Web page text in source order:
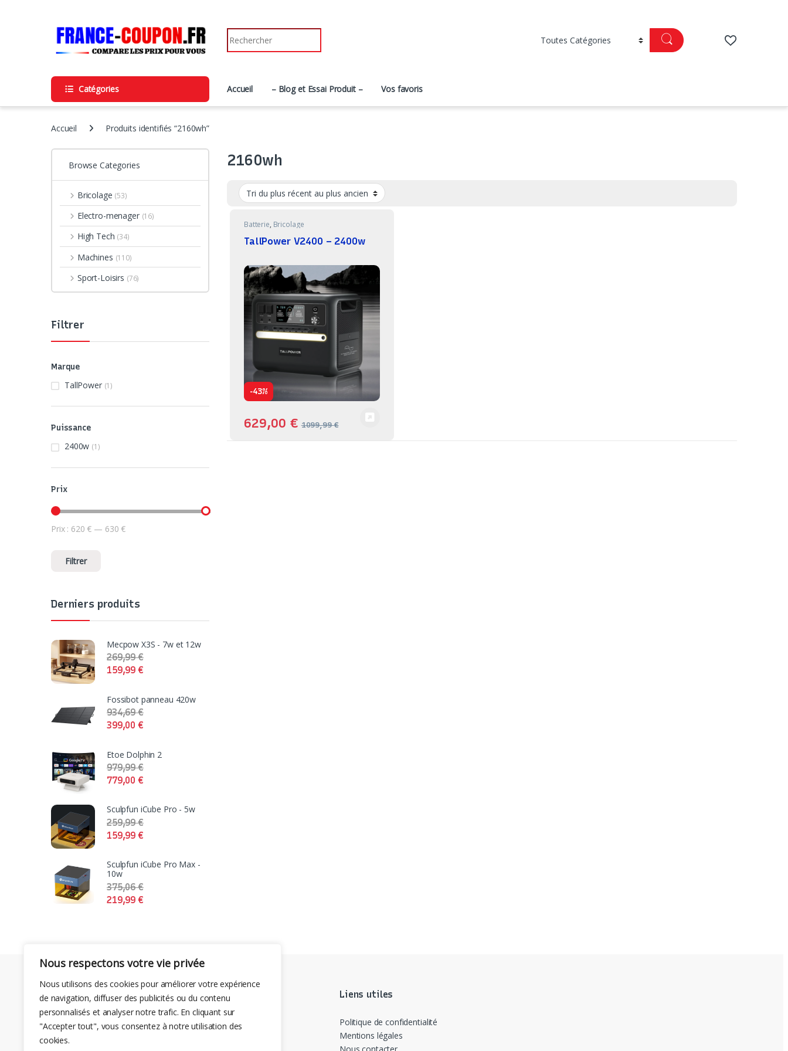
Nous respectons votre vie privée
Nous utilisons des cookies pour améliorer votre expérience
de navigation, diffuser des publicités ou du contenu
personnalisés et analyser notre trafic. En cliquant sur
"Accepter tout", vous consentez à notre utilisation des
cookies.
Search for:
Catégories Accueil – Blog et Essai Produit – Vos favoris
Accueil Produits identifiés “2160wh”
2160wh
Batterie, Bricolage
TallPower V2400 – 2400w
-43%
629,00€ 1099,99€
Browse Categories
Bricolage (53)
Electro-menager (16)
High Tech (34)
Machines (110)
Sport-Loisirs (76)
Filtrer
Marque
TallPower (1)
Puissance
2400w (1)
Prix
Prix min
Prix max
Filtrer
Prix : 620 € — 630 €
Derniers produits
Mecpow X3S - 7w et 12w
159,99€
269,99€
Fossibot panneau 420w
399,00€
934,69€
Etoe Dolphin 2
779,00€
979,99€
Sculpfun iCube Pro - 5w
159,99€
259,99€
Sculpfun iCube Pro Max -
10w
219,99€
375,06€
Liens utiles
Politique de confidentialité
Mentions légales